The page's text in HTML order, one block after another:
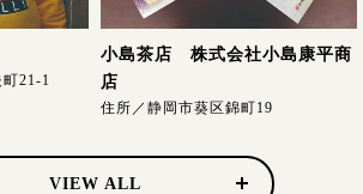
21-1
小島茶店 株式会社小島康平商
店
住所／静岡市葵区錦町19
VIEW ALL